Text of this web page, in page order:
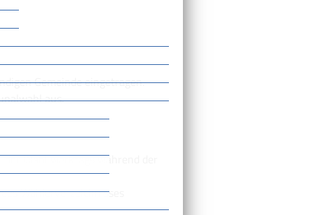
Gemeinde eingetragen.
aus.
Wahl werktags während der
Wählerverzeichnisses